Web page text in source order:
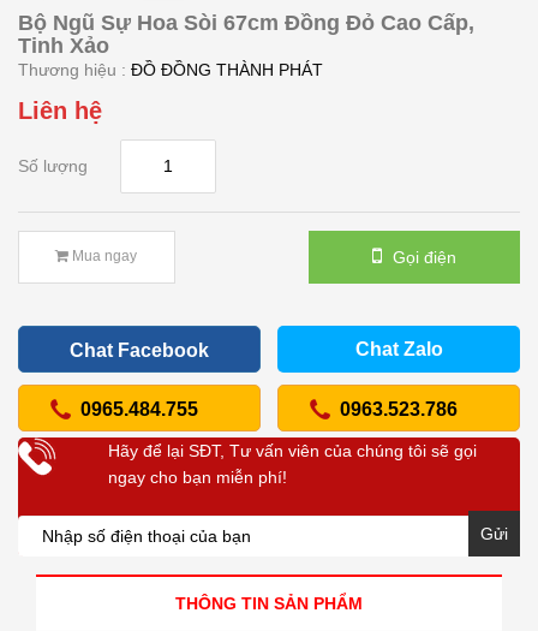
Bộ Ngũ Sự Hoa Sòi 67cm Đồng Đỏ Cao Cấp,
Tinh Xảo
Thương hiệu : ĐỒ ĐỒNG THÀNH PHÁT
Liên hệ
Số lượng
Mua ngay Gọi điện
Chat Facebook Chat Zalo
0965.484.755 0963.523.786
Hãy để lại SĐT, Tư vấn viên của chúng tôi sẽ gọi
ngay cho bạn miễn phí!
Gửi
THÔNG TIN SẢN PHẨM